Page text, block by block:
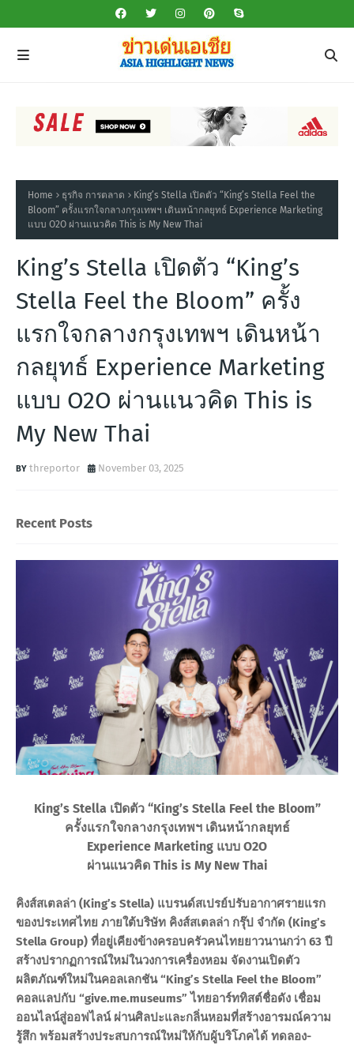
Home ธุรกิจ การตลาด
King’s Stella เปิดตัว “King’s Stella Feel the
Bloom” ครั้งแรกใจกลางกรุงเทพฯ เดินหน้ากลยุทธ์ Experience Marketing
แบบ O2O ผ่านแนวคิด This is My New Thai
King’s Stella เปิดตัว “King’s
Stella Feel the Bloom” ครั้ง
แรกใจกลางกรุงเทพฯ เดินหน้า
กลยุทธ์ Experience Marketing
แบบ O2O ผ่านแนวคิด This is
My New Thai
threportor November 03, 2025
Recent Posts
King’s Stella เปิดตัว “King’s Stella Feel the Bloom”
ครั้งแรกใจกลางกรุงเทพฯ เดินหน้ากลยุทธ์
Experience Marketing แบบ O2O
ผ่านแนวคิด This is My New Thai
คิงส์สเตลล่า (King’s Stella) แบรนด์สเปรย์ปรับอากาศรายแรก
ของประเทศไทย ภายใต้บริษัท คิงส์สเตลล่า กรุ๊ป จำกัด (King’s
Stella Group) ที่อยู่เคียงข้างครอบครัวคนไทยยาวนานกว่า 63 ปี
สร้างปรากฏการณ์ใหม่ในวงการเครื่องหอม จัดงานเปิดตัว
ผลิตภัณฑ์ใหม่ในคอลเลกชัน “King’s Stella Feel the Bloom”
คอลแลปกับ “give.me.museums” ไทยอาร์ททิสต์ชื่อดัง เชื่อม
ออนไลน์สู่ออฟไลน์ ผ่านศิลปะและกลิ่นหอมที่สร้างอารมณ์ความ
รู้สึก พร้อมสร้างประสบการณ์ใหม่ให้กับผู้บริโภคได้ ทดลอง-